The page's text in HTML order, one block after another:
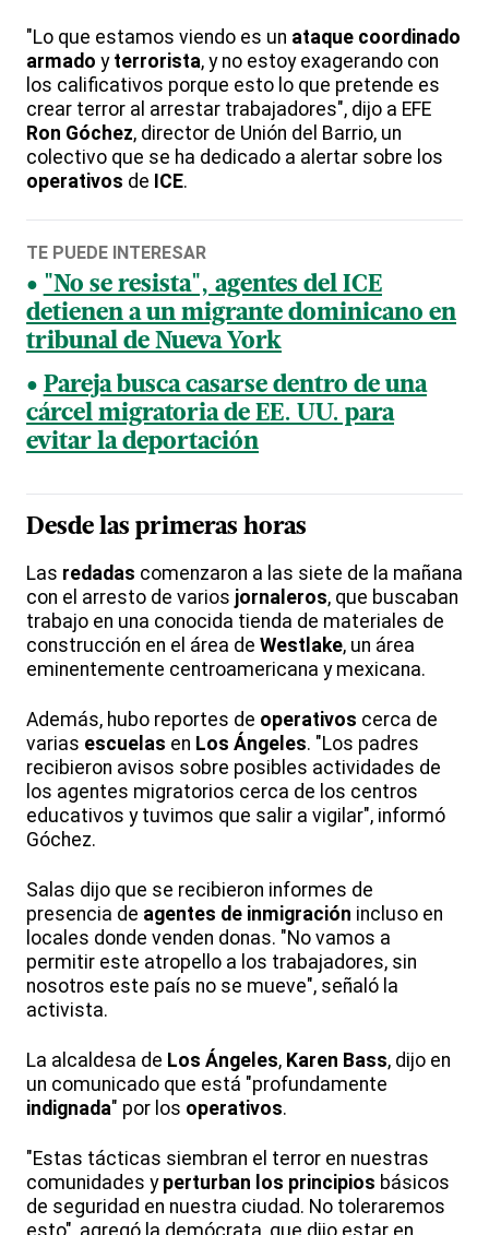
"Lo que estamos viendo es un ataque coordinado
armado y terrorista, y no estoy exagerando con
los calificativos porque esto lo que pretende es
crear terror al arrestar trabajadores", dijo a EFE
Ron Góchez, director de Unión del Barrio, un
colectivo que se ha dedicado a alertar sobre los
operativos de ICE.
TE PUEDE INTERESAR
"No se resista", agentes del ICE
detienen a un migrante dominicano en
tribunal de Nueva York
Pareja busca casarse dentro de una
cárcel migratoria de EE. UU. para
evitar la deportación
Desde las primeras horas
Las redadas comenzaron a las siete de la mañana
con el arresto de varios jornaleros, que buscaban
trabajo en una conocida tienda de materiales de
construcción en el área de Westlake, un área
eminentemente centroamericana y mexicana.
Además, hubo reportes de operativos cerca de
varias escuelas en Los Ángeles. "Los padres
recibieron avisos sobre posibles actividades de
los agentes migratorios cerca de los centros
educativos y tuvimos que salir a vigilar", informó
Góchez.
Salas dijo que se recibieron informes de
presencia de agentes de inmigración incluso en
locales donde venden donas. "No vamos a
permitir este atropello a los trabajadores, sin
nosotros este país no se mueve", señaló la
activista.
La alcaldesa de Los Ángeles, Karen Bass, dijo en
un comunicado que está "profundamente
indignada" por los operativos.
"Estas tácticas siembran el terror en nuestras
comunidades y perturban los principios básicos
de seguridad en nuestra ciudad. No toleraremos